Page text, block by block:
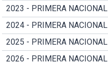
2023 - PRIMERA NACIONAL
2024 - PRIMERA NACIONAL
2025 - PRIMERA NACIONAL
2026 - PRIMERA NACIONAL